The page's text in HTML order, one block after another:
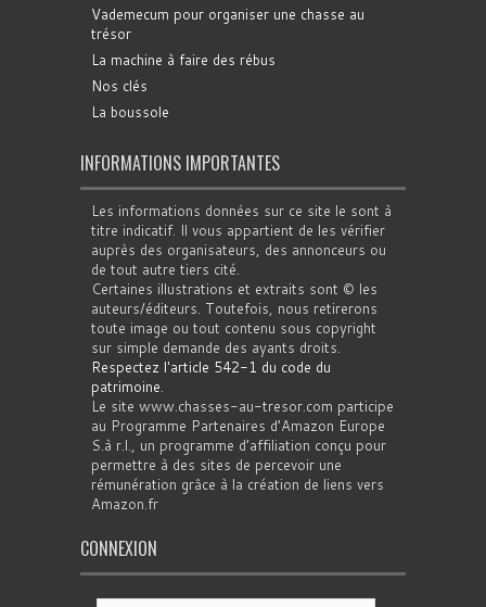
Vademecum pour organiser une chasse au
trésor
La machine à faire des rébus
Nos clés
La boussole
INFORMATIONS IMPORTANTES
Les informations données sur ce site le sont à
titre indicatif. Il vous appartient de les vérifier
auprès des organisateurs, des annonceurs ou
de tout autre tiers cité.
Certaines illustrations et extraits sont © les
auteurs/éditeurs. Toutefois, nous retirerons
toute image ou tout contenu sous copyright
sur simple demande des ayants droits.
Respectez l'article 542-1 du code du
patrimoine.
Le site www.chasses-au-tresor.com participe
au Programme Partenaires d’Amazon Europe
S.à r.l., un programme d’affiliation conçu pour
permettre à des sites de percevoir une
rémunération grâce à la création de liens vers
Amazon.fr
CONNEXION